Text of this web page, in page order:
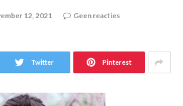
12, 2021
Geen reacties
Twitter Pinterest